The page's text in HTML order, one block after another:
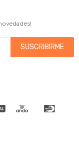
SUSCRIBIRME